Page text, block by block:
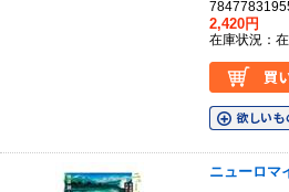
2,420円
在庫状況：
ニューロマ